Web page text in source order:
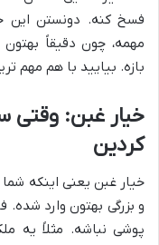
فسخ کنه. دونستن این
مهمه، چون دقیقاً
بازه. بیایید با هم مهم
خیار غبن: وقتی
کردین
خیار غبن یعنی اینکه
و بزرگی بهتون وارد
پوشی نباشه. مثلاً یه